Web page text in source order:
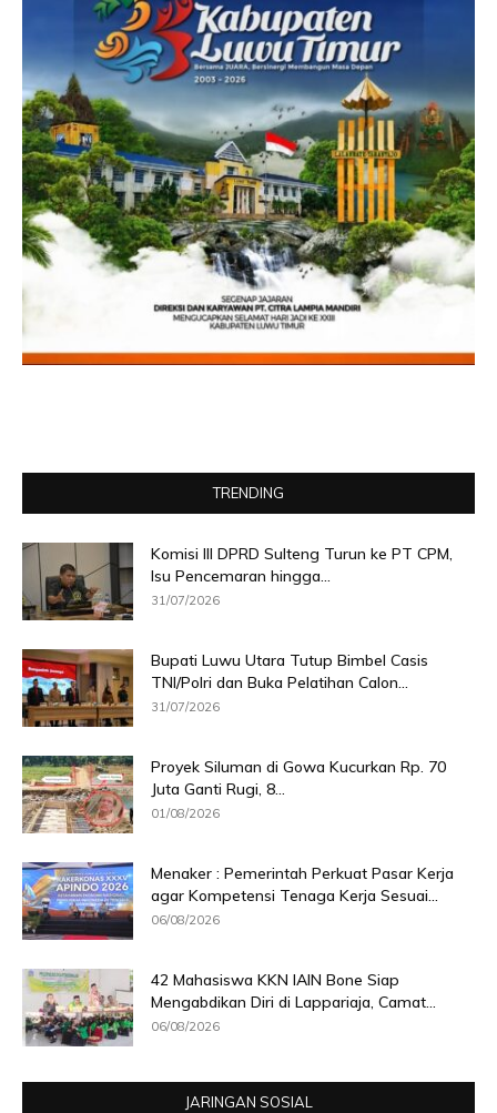
TRENDING
Komisi III DPRD Sulteng Turun ke PT CPM,
Isu Pencemaran hingga...
31/07/2026
Bupati Luwu Utara Tutup Bimbel Casis
TNI/Polri dan Buka Pelatihan Calon...
31/07/2026
Proyek Siluman di Gowa Kucurkan Rp. 70
Juta Ganti Rugi, 8...
01/08/2026
Menaker : Pemerintah Perkuat Pasar Kerja
agar Kompetensi Tenaga Kerja Sesuai...
06/08/2026
42 Mahasiswa KKN IAIN Bone Siap
Mengabdikan Diri di Lappariaja, Camat...
06/08/2026
JARINGAN SOSIAL